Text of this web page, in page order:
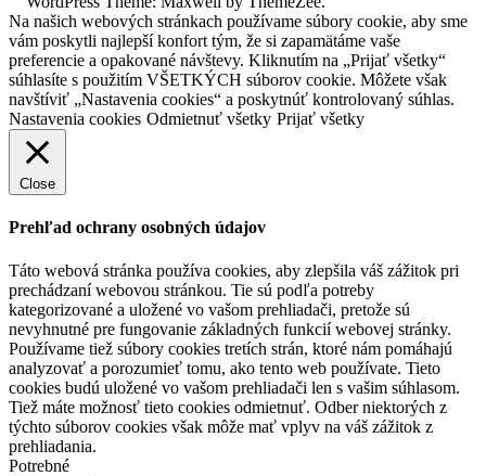
Na našich webových stránkach používame súbory cookie, aby sme
vám poskytli najlepší konfort tým, že si zapamätáme vaše
preferencie a opakované návštevy. Kliknutím na „Prijať všetky“
súhlasíte s použitím VŠETKÝCH súborov cookie. Môžete však
navštíviť „Nastavenia cookies“ a poskytnúť kontrolovaný súhlas.
Nastavenia cookies Odmietnuť všetky Prijať všetky
Close
Prehľad ochrany osobných údajov
Táto webová stránka používa cookies, aby zlepšila váš zážitok pri
prechádzaní webovou stránkou. Tie sú podľa potreby
kategorizované a uložené vo vašom prehliadači, pretože sú
nevyhnutné pre fungovanie základných funkcií webovej stránky.
Používame tiež súbory cookies tretích strán, ktoré nám pomáhajú
analyzovať a porozumieť tomu, ako tento web používate. Tieto
cookies budú uložené vo vašom prehliadači len s vašim súhlasom.
Tiež máte možnosť tieto cookies odmietnuť. Odber niektorých z
týchto súborov cookies však môže mať vplyv na váš zážitok z
prehliadania.
Potrebné